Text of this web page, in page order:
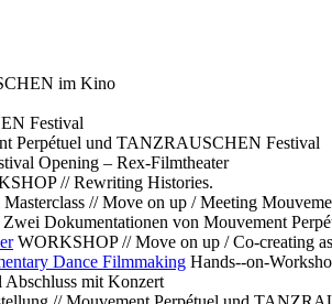
im Kino
Festival
Perpétuel und TANZRAUSCHEN Festival
Opening – Rex-Filmtheater
// Rewriting Histories.
Masterclass // Move on up / Meeting
Zwei Dokumentationen von Mouvement
WORKSHOP // Move on up / Co-creating
Dance Filmmaking Hands--on-
Abschluss mit Konzert